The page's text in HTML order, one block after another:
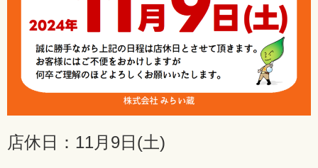
店休日：11月9日(土)